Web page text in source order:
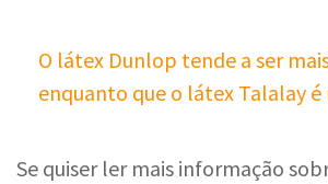
O látex Dunlop tende a ser
enquanto que o látex Talalay é
Se quiser ler mais informação